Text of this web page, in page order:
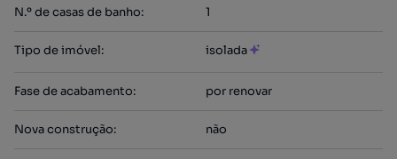
N.º de casas de banho: 1
Tipo de imóvel: isolada
Fase de acabamento: por renovar
Nova construção: não